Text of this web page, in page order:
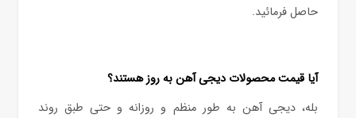
حاصل فرمائید.
آیا قیمت محصولات دیجی آهن به روز هستند؟
بله، دیجی آهن به طور منظم و روزانه و حتی طبق روند